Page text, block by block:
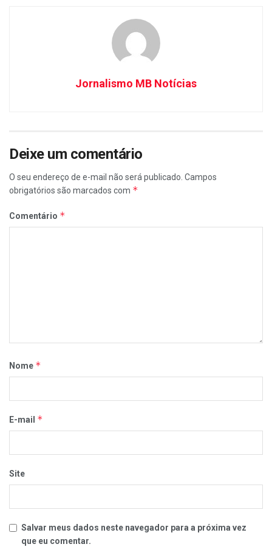
Jornalismo MB Notícias
Deixe um comentário
O seu endereço de e-mail não será publicado. Campos
obrigatórios são marcados com *
Comentário *
Nome *
E-mail *
Site
Salvar meus dados neste navegador para a próxima vez
que eu comentar.